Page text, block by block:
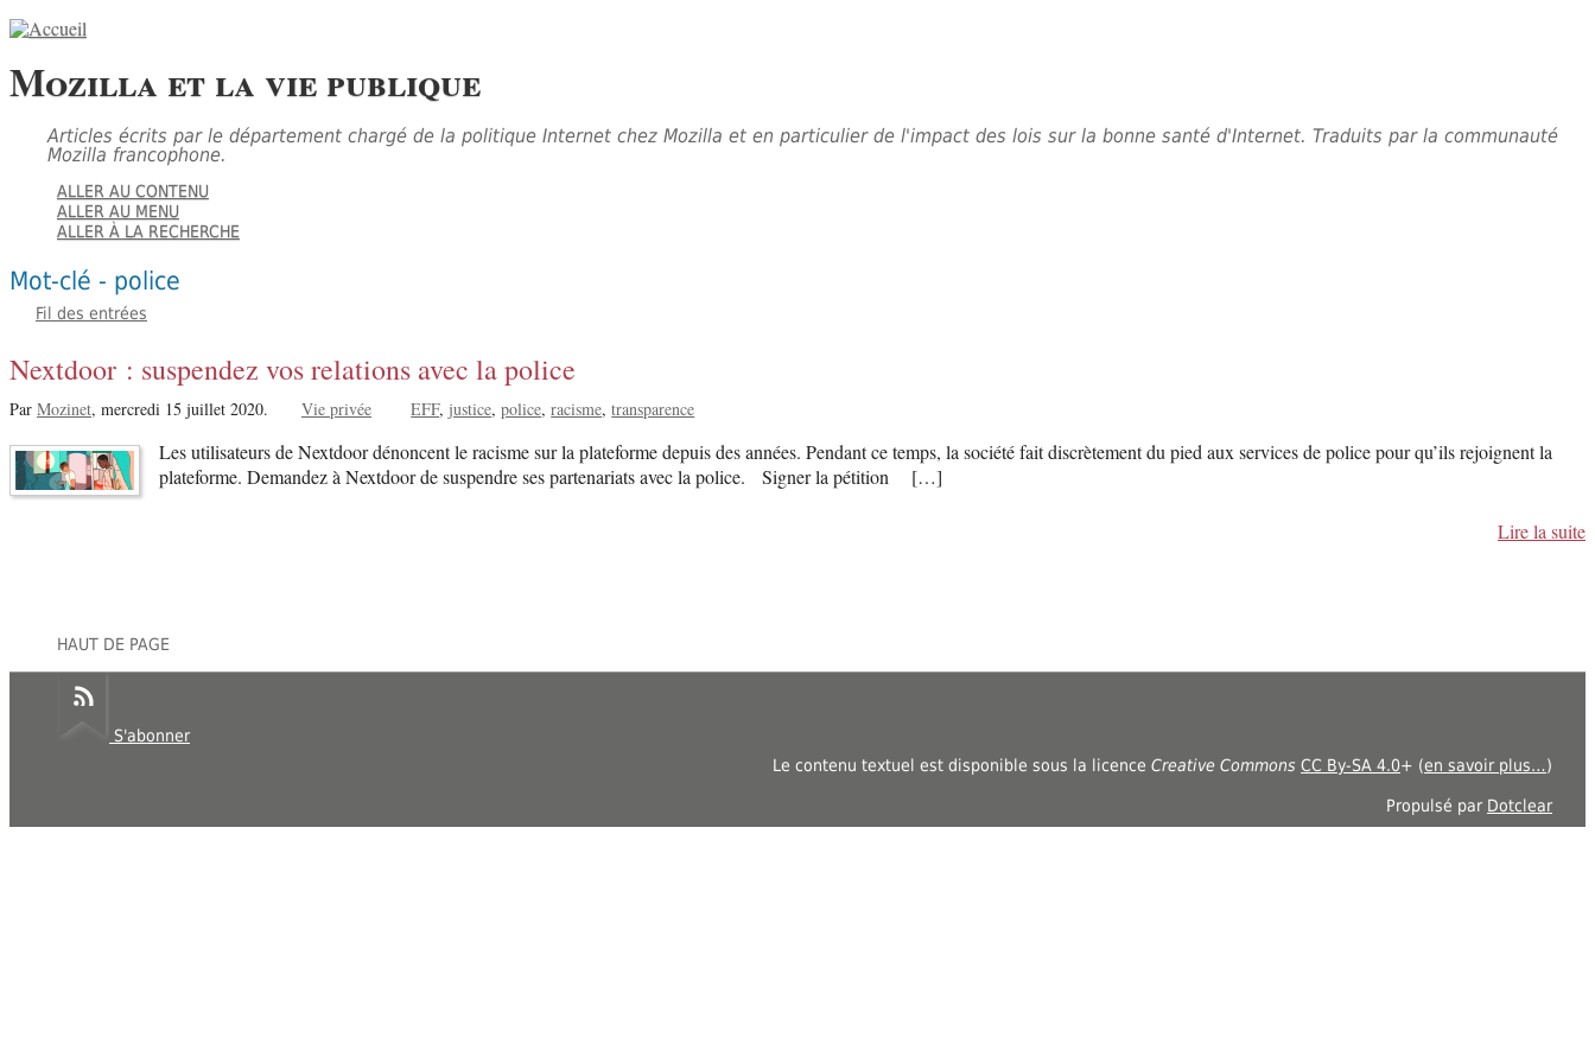
Mozilla et la vie publique
Articles écrits par le département chargé de la politique Internet chez Mozilla et en particulier de l'impact des lois sur la bonne santé d'Internet. Traduits par la communauté
Mozilla francophone.
ALLER AU CONTENU
ALLER AU MENU
ALLER À LA RECHERCHE
Mot-clé - police
Fil des entrées
Nextdoor : suspendez vos relations avec la police
Par Mozinet, mercredi 15 juillet 2020. Vie privée EFF justice police racisme transparence
Les utilisateurs de Nextdoor dénoncent le racisme sur la plateforme depuis des années. Pendant ce temps, la société fait discrètement du pied aux services de police pour qu’ils rejoignent la
plateforme. Demandez à Nextdoor de suspendre ses partenariats avec la police. Signer la pétition […]
Lire la suite
HAUT DE PAGE
S'abonner
Le contenu textuel est disponible sous la licence Creative Commons CC By-SA 4.0+ (en savoir plus…)
Propulsé par Dotclear